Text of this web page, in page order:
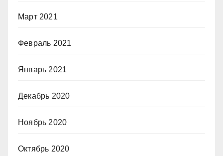
Март 2021
Февраль 2021
Январь 2021
Декабрь 2020
Ноябрь 2020
Октябрь 2020